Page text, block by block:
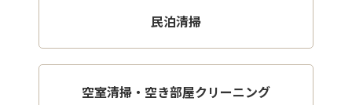
民泊清掃
空室清掃・空き部屋クリーニング